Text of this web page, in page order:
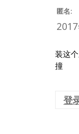
匿名:
装这
撞
登